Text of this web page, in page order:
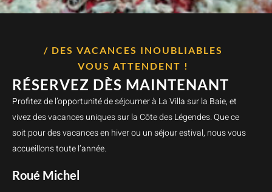
/ DES VACANCES INOUBLIABLES
VOUS ATTENDENT !
RÉSERVEZ DÈS MAINTENANT
Profitez de l’opportunité de séjourner à La Villa sur la Baie, et
vivez des vacances uniques sur la Côte des Légendes. Que ce
soit pour des vacances en hiver ou un séjour estival, nous vous
accueillons toute l’année.
Roué Michel